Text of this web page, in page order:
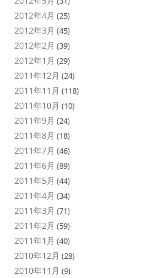
2012年4月 (25)
2012年3月 (45)
2012年2月 (39)
2012年1月 (29)
2011年12月 (24)
2011年11月 (118)
2011年10月 (10)
2011年9月 (24)
2011年8月 (18)
2011年7月 (46)
2011年6月 (89)
2011年5月 (44)
2011年4月 (34)
2011年3月 (71)
2011年2月 (59)
2011年1月 (40)
2010年12月 (28)
2010年11月 (9)